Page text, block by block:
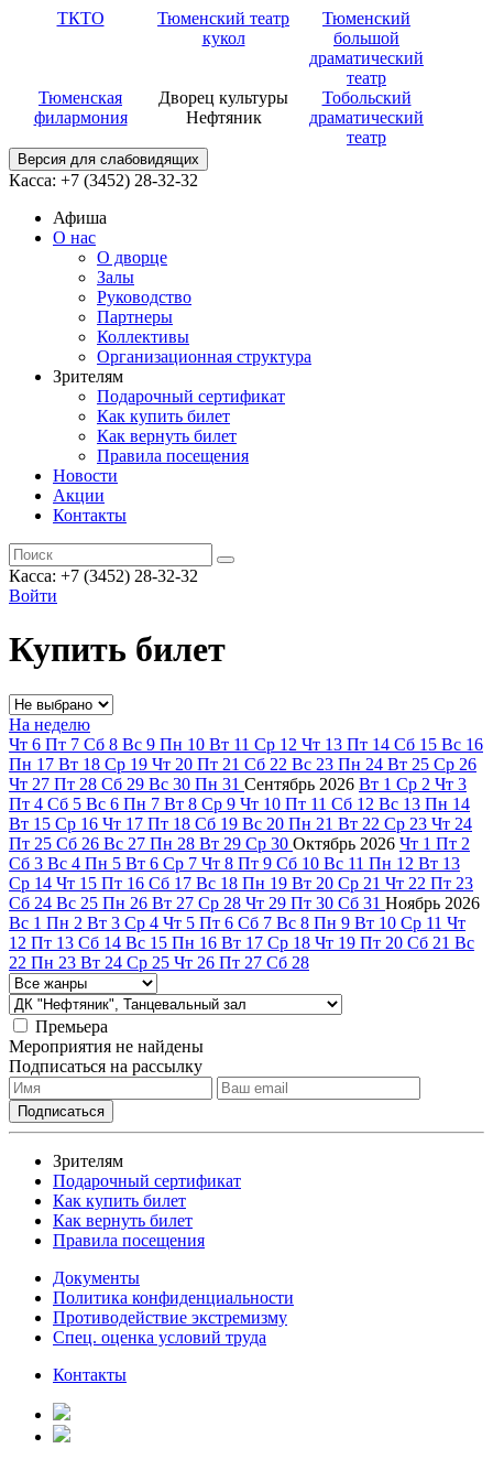
ТКТО
Тюменский театр
кукол
Тюменский
большой
драматический
театр
Тюменская
филармония
Дворец культуры
Нефтяник
Тобольский
драматический
театр
Версия для слабовидящих
Касса: +7 (3452) 28-32-32
Афиша
О нас
О дворце
Залы
Руководство
Партнеры
Коллективы
Организационная структура
Зрителям
Подарочный сертификат
Как купить билет
Как вернуть билет
Правила посещения
Новости
Акции
Контакты
Касса: +7 (3452) 28-32-32
Войти
Купить билет
На неделю
Чт 6 Пт 7 Сб 8 Вс 9 Пн 10 Вт 11 Ср 12 Чт 13 Пт 14 Сб 15 Вс 16
Пн 17 Вт 18 Ср 19 Чт 20 Пт 21 Сб 22 Вс 23 Пн 24 Вт 25 Ср 26
Чт 27 Пт 28 Сб 29 Вс 30 Пн 31 Сентябрь 2026 Вт 1 Ср 2 Чт 3
Пт 4 Сб 5 Вс 6 Пн 7 Вт 8 Ср 9 Чт 10 Пт 11 Сб 12 Вс 13 Пн 14
Вт 15 Ср 16 Чт 17 Пт 18 Сб 19 Вс 20 Пн 21 Вт 22 Ср 23 Чт 24
Пт 25 Сб 26 Вс 27 Пн 28 Вт 29 Ср 30 Октябрь 2026 Чт 1 Пт 2
Сб 3 Вс 4 Пн 5 Вт 6 Ср 7 Чт 8 Пт 9 Сб 10 Вс 11 Пн 12 Вт 13
Ср 14 Чт 15 Пт 16 Сб 17 Вс 18 Пн 19 Вт 20 Ср 21 Чт 22 Пт 23
Сб 24 Вс 25 Пн 26 Вт 27 Ср 28 Чт 29 Пт 30 Сб 31 Ноябрь 2026
Вс 1 Пн 2 Вт 3 Ср 4 Чт 5 Пт 6 Сб 7 Вс 8 Пн 9 Вт 10 Ср 11 Чт
12 Пт 13 Сб 14 Вс 15 Пн 16 Вт 17 Ср 18 Чт 19 Пт 20 Сб 21 Вс
22 Пн 23 Вт 24 Ср 25 Чт 26 Пт 27 Сб 28
Премьера
Мероприятия не найдены
Подписаться на рассылку
Зрителям
Подарочный сертификат
Как купить билет
Как вернуть билет
Правила посещения
Документы
Политика конфиденциальности
Противодействие экстремизму
Спец. оценка условий труда
Контакты